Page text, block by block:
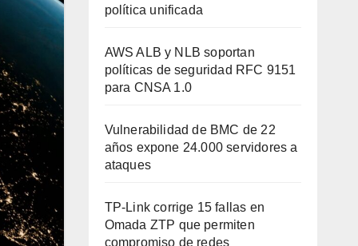
política unificada
AWS ALB y NLB soportan
políticas de seguridad RFC 9151
para CNSA 1.0
Vulnerabilidad de BMC de 22
años expone 24.000 servidores a
ataques
TP-Link corrige 15 fallas en
Omada ZTP que permiten
compromiso de redes